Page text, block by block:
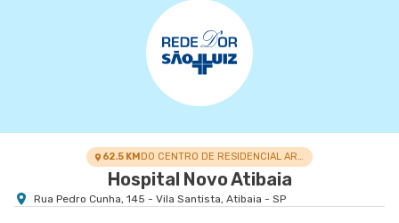
Avenida Presidente Juscelino Kubitschek nr. 180
5º Andar - Itaim Bibi, Sao Paulo - SP
Rua Doutor Alceu de Campos Rodrigues nr. 46 5°
Andar - Edifício Visioner - Vila Nova Conceicao,
62.5 KM DO CENTRO DE RESIDENCIAL ARUANÃ
Hospital Novo Atibaia
Rua Pedro Cunha, 145 - Vila Santista, Atibaia - SP